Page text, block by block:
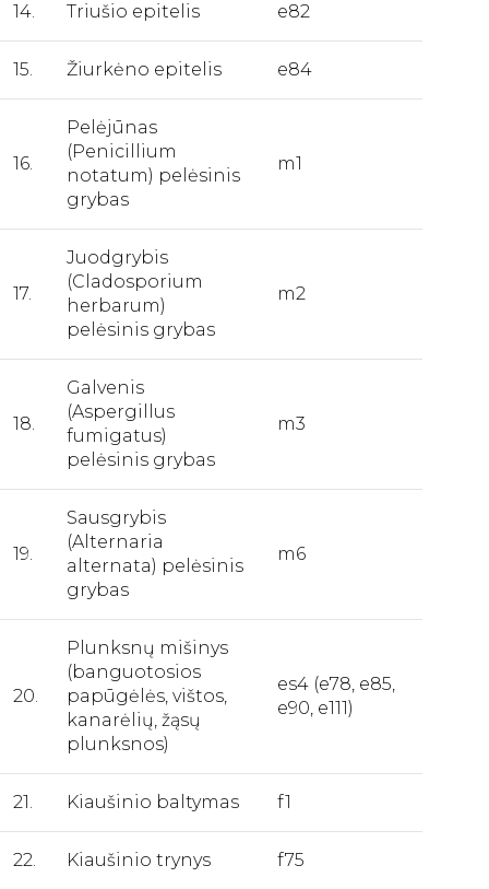
14. Triušio epitelis e82
15. Žiurkėno epitelis e84
16.
Pelėjūnas
(Penicillium
notatum) pelėsinis
grybas
m1
17.
Juodgrybis
(Cladosporium
herbarum)
pelėsinis grybas
m2
18.
Galvenis
(Aspergillus
fumigatus)
pelėsinis grybas
m3
19.
Sausgrybis
(Alternaria
alternata) pelėsinis
grybas
m6
20.
Plunksnų mišinys
(banguotosios
papūgėlės, vištos,
kanarėlių, žąsų
plunksnos)
es4 (e78, e85,
e90, e111)
21. Kiaušinio baltymas f1
22. Kiaušinio trynys f75